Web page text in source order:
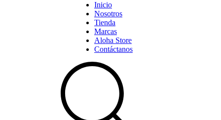
Inicio
Nosotros
Tienda
Marcas
Aloha Store
Contáctanos